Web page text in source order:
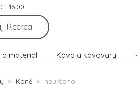
- 16:00
Ricerca
materiál Káva a kávovary
Koně neurčeno